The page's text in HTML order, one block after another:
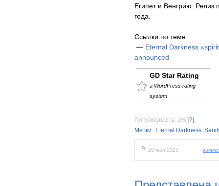
Египет и Венгрию. Релиз
года.
Ссылки по теме:
— Eternal Darkness
announced
GD Star Rating
a WordPress rating
system
Популярность: 2% [?]
Метки: Eternal Darkness:
20 мая 2013